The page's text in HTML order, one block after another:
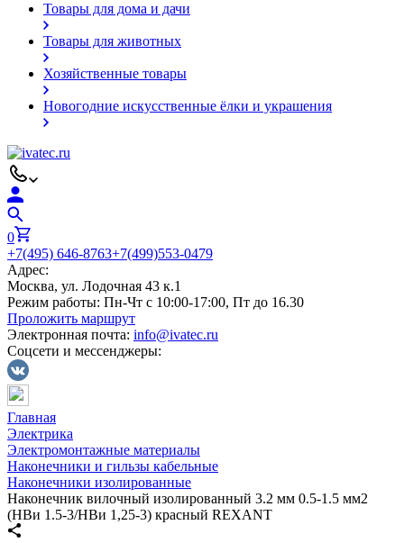
Товары для дома и дачи
Товары для животных
Хозяйственные товары
Новогодние искусственные ёлки и украшения
0
+7(495) 646-8763+7(499)553-0479
Адрес:
Москва, ул. Лодочная 43 к.1
Режим работы: Пн-Чт с 10:00-17:00, Пт до 16.30
Проложить маршрут
Электронная почта: info@ivatec.ru
Соцсети и мессенджеры:
Главная
Электрика
Электромонтажные материалы
Наконечники и гильзы кабельные
Наконечники изолированные
Наконечник вилочный изолированный 3.2 мм 0.5-1.5 мм2
(НВи 1.5-3/НВи 1,25-3) красный REXANT